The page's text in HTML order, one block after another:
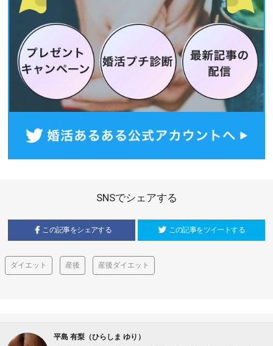
SNSでシェアする
この記事をシェアする この記事をツイートする
ダイエット 産後 産後ダイエット
平島 有梨（ひらしま ゆり）